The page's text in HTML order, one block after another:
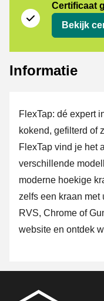
Certificaat
Bekijk
Informatie
FlexTap: dé expert
kokend, gefilterd of
FlexTap vind je het
verschillende
moderne hoekige
zelfs een kraan met
RVS, Chrome of
website en ontdek